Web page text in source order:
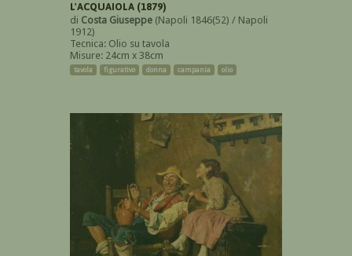
L'ACQUAIOLA (1879)
di Costa Giuseppe (Napoli 1846(52) / Napoli
1912)
Tecnica: Olio su tavola
Misure: 24cm x 38cm
tavola figurativo donna campania olio